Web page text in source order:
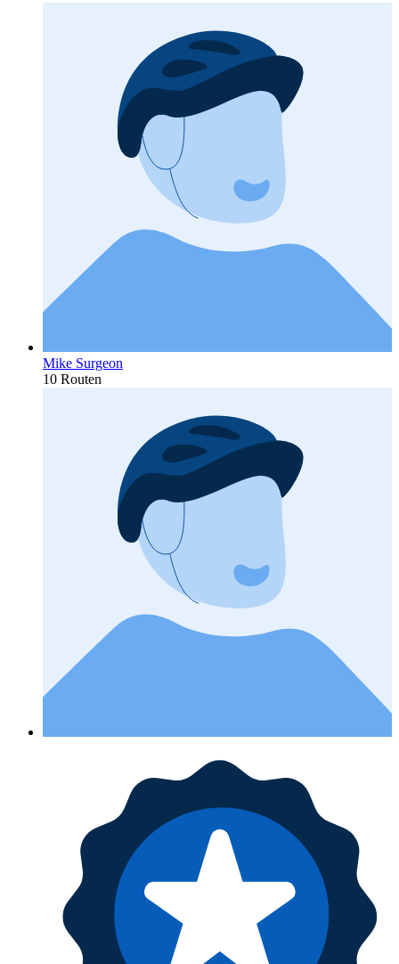
Mike Surgeon
10 Routen